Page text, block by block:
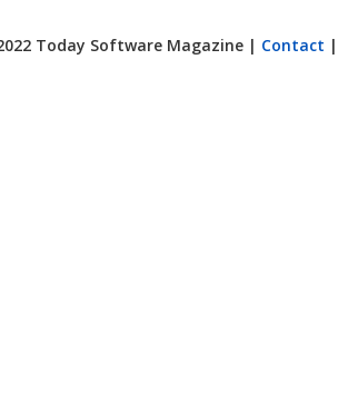
Today Software Magazine | Contact